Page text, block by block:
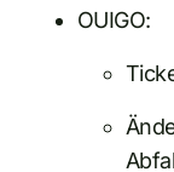
OUIGO: